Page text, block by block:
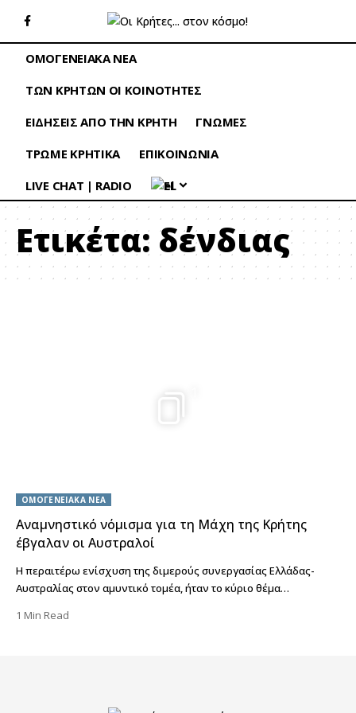
ΟΜΟΓΕΝΕΙΑΚΑ ΝΕΑ
ΤΩΝ ΚΡΗΤΩΝ ΟΙ ΚΟΙΝΟΤΗΤΕΣ
ΕΙΔΗΣΕΙΣ ΑΠΟ ΤΗΝ ΚΡΗΤΗ
ΓΝΩΜΕΣ
ΤΡΩΜΕ ΚΡΗΤΙΚΑ
ΕΠΙΚΟΙΝΩΝΙΑ
LIVE CHAT | RADIO
EL
Ετικέτα: δένδιας
ΟΜΟΓΕΝΕΙΑΚΑ ΝΕΑ
Αναμνηστικό νόμισμα για τη Μάχη της Κρήτης
έβγαλαν οι Αυστραλοί
Η περαιτέρω ενίσχυση της διμερούς συνεργασίας Ελλάδας-
Αυστραλίας στον αμυντικό τομέα, ήταν το κύριο θέμα…
1 Min Read